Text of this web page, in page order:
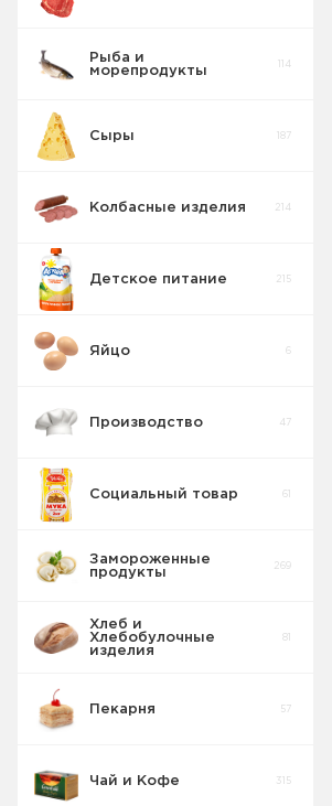
Рыба и
морепродукты
114
Сыры 187
Колбасные изделия 214
Детское питание 215
Яйцо 6
Производство 47
Социальный товар 61
Замороженные
продукты
269
Хлеб и
Хлебобулочные
изделия
81
Пекарня 57
Чай и Кофе 315